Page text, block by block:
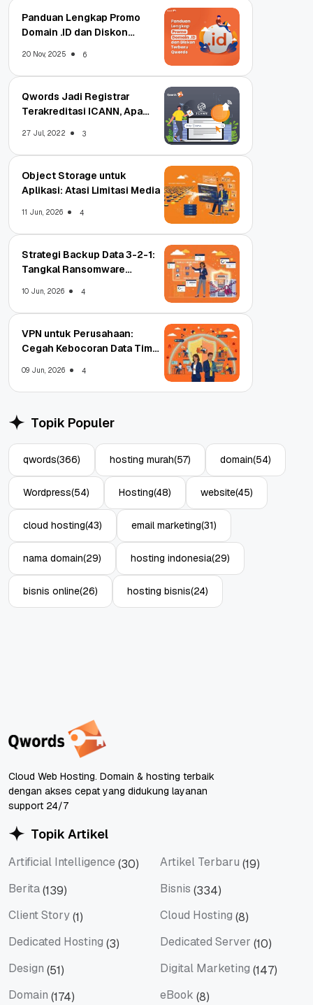
Panduan Lengkap Promo
Domain .ID dan Diskon
20 Nov, 2025 6
Qwords Jadi Registrar
Terakreditasi ICANN, Apa
27 Jul, 2022 3
Object Storage untuk
Aplikasi: Atasi Limitasi Media
11 Jun, 2026 4
Strategi Backup Data 3-2-1:
Tangkal Ransomware
10 Jun, 2026 4
VPN untuk Perusahaan:
Cegah Kebocoran Data Tim
09 Jun, 2026 4
Topik Populer
qwords(366) hosting murah(57) domain(54)
Wordpress(54) Hosting(48) website(45)
cloud hosting(43) email marketing(31)
nama domain(29) hosting indonesia(29)
bisnis online(26) hosting bisnis(24)
Cloud Web Hosting. Domain & hosting terbaik
dengan akses cepat yang didukung layanan
support 24/7
Topik Artikel
Artificial Intelligence (30) Artikel Terbaru (19)
Berita(139) Bisnis (334)
Client Story(1) Cloud Hosting (8)
Dedicated Hosting (3) Dedicated Server (10)
Design (51) Digital Marketing (147)
Domain (174) eBook (8)